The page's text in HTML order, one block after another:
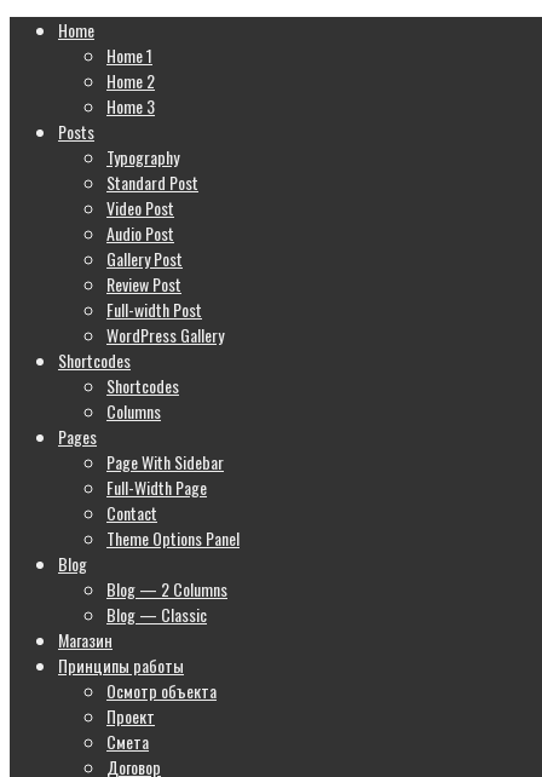
Home
Home 1
Home 2
Home 3
Posts
Typography
Standard Post
Video Post
Audio Post
Gallery Post
Review Post
Full-width Post
WordPress Gallery
Shortcodes
Shortcodes
Columns
Pages
Page With Sidebar
Full-Width Page
Contact
Theme Options Panel
Blog
Blog — 2 Columns
Blog — Classic
Магазин
Принципы работы
Осмотр объекта
Проект
Смета
Договор